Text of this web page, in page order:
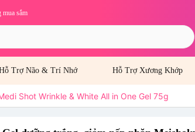
mua sắm
Trợ Não & Trí Nhớ Hỗ Trợ Xương Khớp
Shot Wrinkle & White All in One Gel 75g